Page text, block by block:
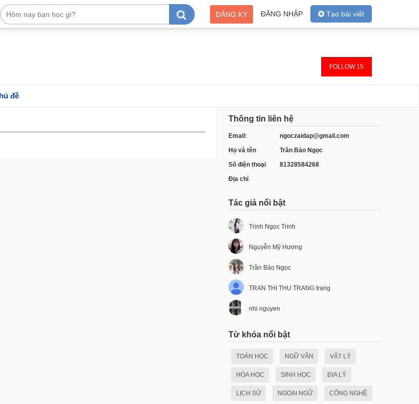
Tạo bài viết
ĐĂNG NHẬP
ĐĂNG KÝ
FOLLOW 15
đề
Thông tin liên hệ
Email:
ngoczaidap@gmail.com
Họ và tên
Trần Bảo Ngọc
Số điện thoại
81328584268
Địa chỉ
Tác giả nổi bật
Trịnh Ngọc Trinh
Nguyễn Mỹ Hương
Trần Bảo Ngọc
TRAN THI THU TRANG trang
nhi nguyen
Từ khóa nổi bật
TOÁN HỌC NGỮ VĂN VẬT LÝ
HÓA HỌC SINH HỌC ĐỊA LÝ
LỊCH SỬ NGOẠI NGỮ CÔNG NGHỆ